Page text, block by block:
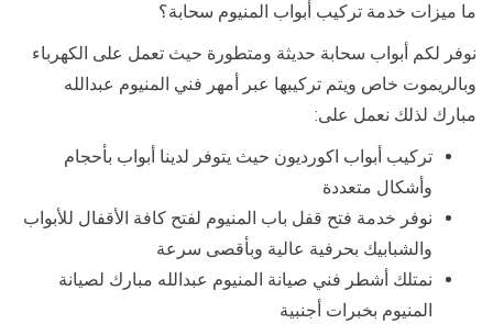
ما ميزات خدمة تركيب أبواب المنيوم سحابة؟
نوفر لكم أبواب سحابة حديثة ومتطورة حيث تعمل على الكهرباء
وبالريموت خاص ويتم تركيبها عبر أمهر فني المنيوم عبدالله
مبارك لذلك نعمل على:
تركيب أبواب اكورديون حيث يتوفر لدينا أبواب بأحجام
وأشكال متعددة
نوفر خدمة فتح قفل باب المنيوم لفتح كافة الأقفال للأبواب
والشبابيك بحرفية عالية وبأقصى سرعة
نمتلك أشطر فني صيانة المنيوم عبدالله مبارك لصيانة
المنيوم بخبرات أجنبية